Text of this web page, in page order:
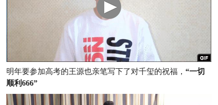
明年要参加高考的王源也亲笔写下了对千玺的祝福，“一切
顺利666”